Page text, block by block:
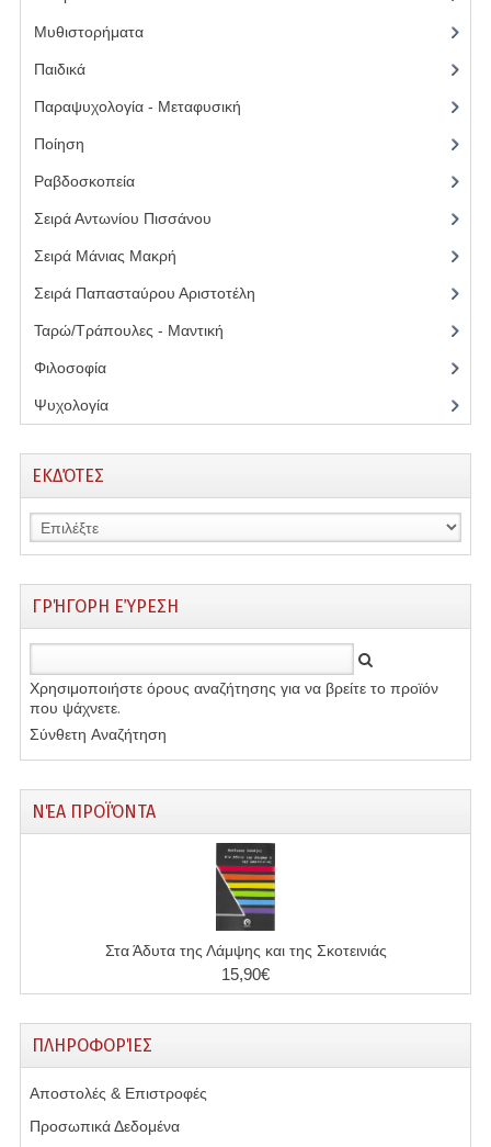
Μυθιστορήματα(3)
Παιδικά(4)
Παραψυχολογία - Μεταφυσική
Ποίηση
Ραβδοσκοπεία(3)
Σειρά Αντωνίου Πισσάνου
Σειρά Μάνιας Μακρή
Σειρά Παπασταύρου Αριστοτέλη
Ταρώ/Τράπουλες - Μαντική
Φιλοσοφία(16)
Ψυχολογία(12)
ΕΚΔΌΤΕΣ
ΓΡΉΓΟΡΗ ΕΎΡΕΣΗ
Χρησιμοποιήστε όρους αναζήτησης για να βρείτε το προϊόν
που ψάχνετε.
Σύνθετη Αναζήτηση
ΝΈΑ ΠΡΟΪΌΝΤΑ
Στα Άδυτα της Λάμψης και της Σκοτεινιάς
15,90€
ΠΛΗΡΟΦΟΡΊΕΣ
Αποστολές & Επιστροφές
Προσωπικά Δεδομένα